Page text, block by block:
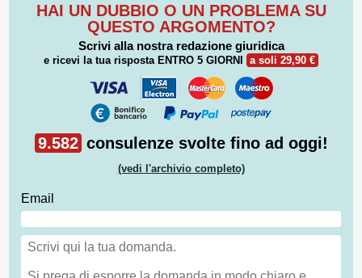
HAI UN DUBBIO O UN PROBLEMA SU
QUESTO ARGOMENTO?
Scrivi alla nostra redazione giuridica
e ricevi la tua risposta ENTRO 5 GIORNI a soli 29,90 €
9.582 consulenze svolte fino ad oggi!
(vedi l'archivio completo)
Email